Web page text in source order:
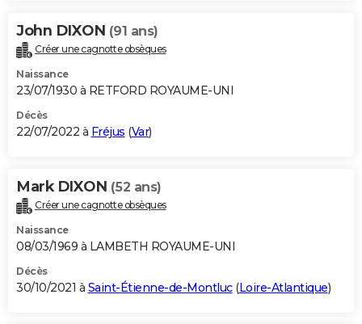
John DIXON (91 ans)
Créer une cagnotte obsèques
Naissance
23/07/1930 à RETFORD ROYAUME-UNI
Décès
22/07/2022 à Fréjus (Var)
Mark DIXON (52 ans)
Créer une cagnotte obsèques
Naissance
08/03/1969 à LAMBETH ROYAUME-UNI
Décès
30/10/2021 à Saint-Étienne-de-Montluc(Loire-Atlantique)